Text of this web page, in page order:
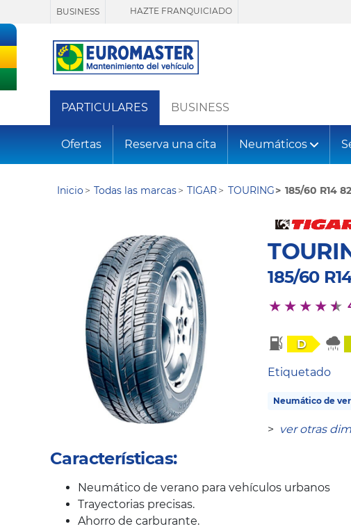
BUSINESS HAZTE FRANQUICIADO
PARTICULARES BUSINESS
Ofertas Reserva una cita Neumáticos
Inicio Todas las marcas TIGAR TOURING 185/60 R14
185/60
D
Etiquetado
Neumático de
> ver otras
Características:
Neumático de verano para vehículos urbanos
Trayectorias precisas.
Ahorro de carburante.